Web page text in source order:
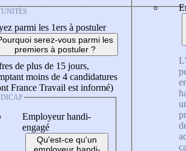
parmi les 1ers à postuler
serez-vous parmi les
premiers à postuler ?
de plus de 15 jours,
moins de 4 candidatures
France Travail est informé)
Employeur handi-
engagé
Qu'est-ce qu'un